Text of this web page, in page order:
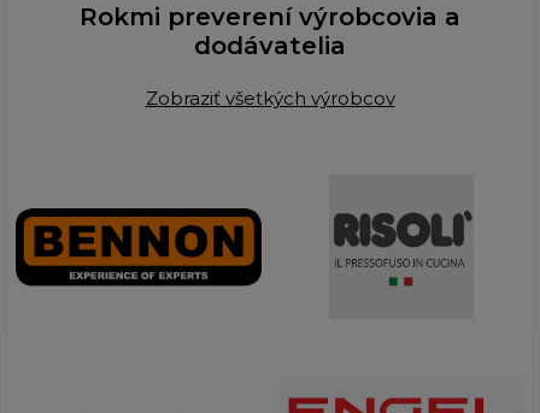
Rokmi preverení výrobcovia a
dodávatelia
Zobraziť všetkých výrobcov